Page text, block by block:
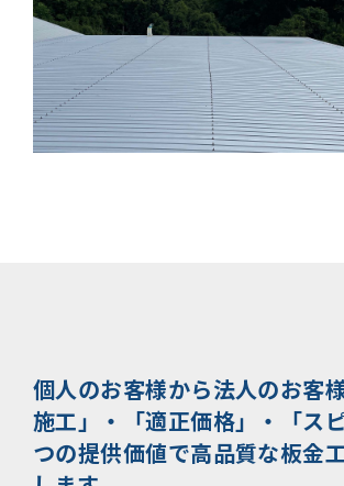
個人のお客様から法人のお客
施工」・「適正価格」・「ス
つの提供価値で高品質な板金